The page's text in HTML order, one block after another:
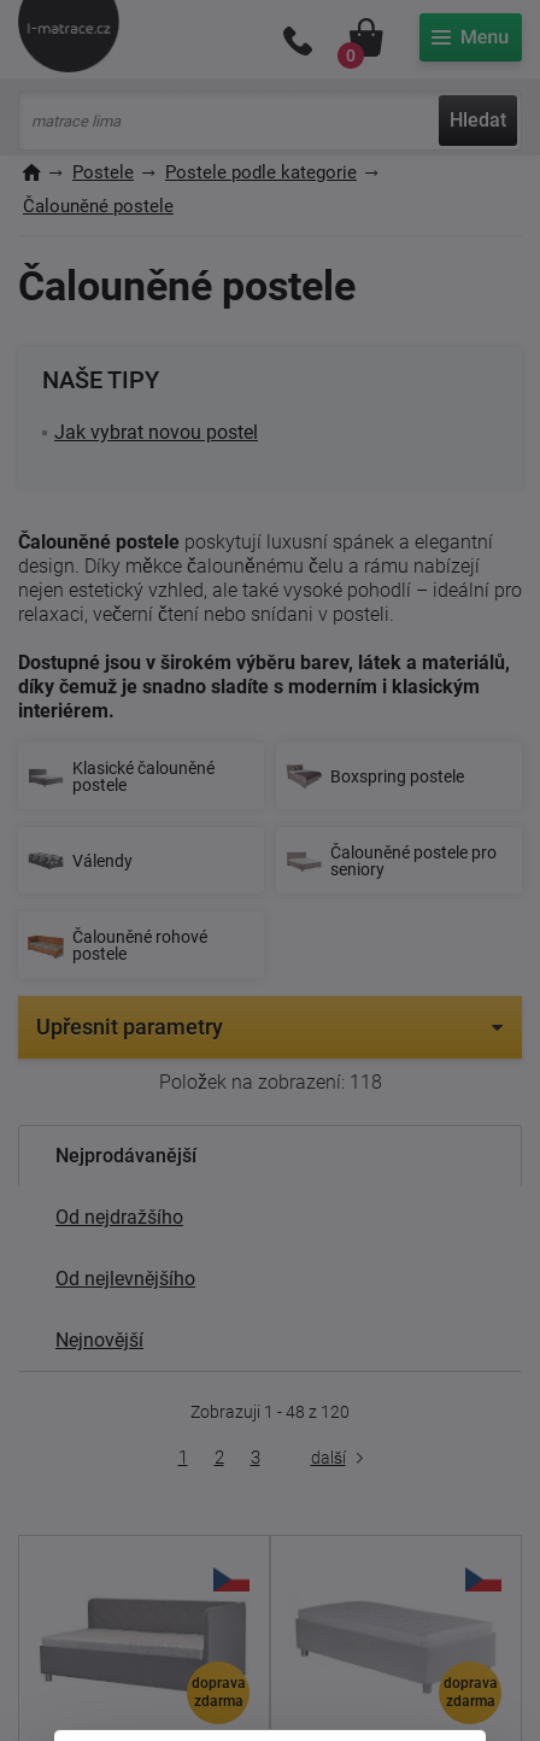
Hledat
Můj účet
0
Postele
Postele podle kategorie
Čalouněné postele
Čalouněné postele
NAŠE TIPY
Jak vybrat novou postel
Čalouněné postele poskytují luxusní spánek a elegantní
design. Díky měkce čalouněnému čelu a rámu nabízejí
nejen estetický vzhled, ale také vysoké pohodlí – ideální pro
relaxaci, večerní čtení nebo snídani v posteli.
Dostupné jsou v širokém výběru barev, látek a materiálů,
díky čemuž je snadno sladíte s moderním i klasickým
interiérem.
Klasické čalouněné
postele
Boxspring postele
Válendy
Čalouněné postele pro
seniory
Čalouněné rohové
postele
Upřesnit parametry
Položek na zobrazení: 118
Nejprodávanější
Od nejdražšího
Od nejlevnějšího
Nejnovější
Zobrazuji 1 - 48 z 120
3
2
1 další
doprava
zdarma
doprava
zdarma